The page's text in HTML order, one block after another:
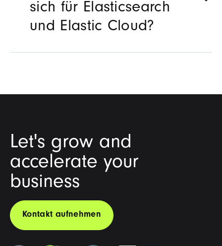
sich für Elasticsearch
und Elastic Cloud?
Let's grow and
accelerate your
business
Kontakt aufnehmen